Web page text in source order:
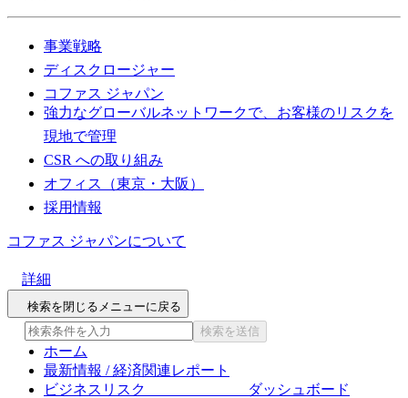
事業戦略
ディスクロージャー
コファス ジャパン
強力なグローバルネットワークで、お客様のリスクを
現地で管理
CSR への取り組み
オフィス（東京・大阪）
採用情報
コファス ジャパンについて
詳細
検索を閉じる メニューに戻る
検索を送信
ホーム
最新情報 / 経済関連レポート
ビジネスリスク ダッシュボード